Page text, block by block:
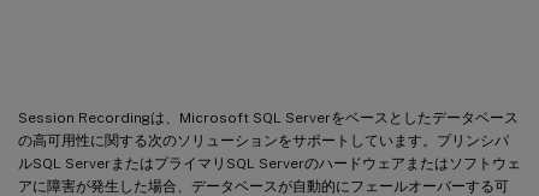
Session Recordingは、Microsoft SQL Serverをベースとしたデータベース
の高可用性に関する次のソリューションをサポートしています。プリンシパ
ルSQL ServerまたはプライマリSQL Serverのハードウェアまたはソフトウェ
アに障害が発生した場合、データベースが自動的にフェールオーバーする可